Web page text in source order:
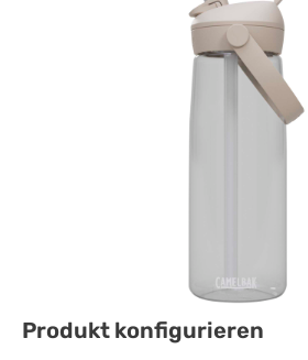
Produkt konfigurieren